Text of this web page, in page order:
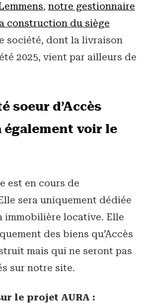
, notre gestionnaire
construction du siège
société, dont la livraison
2025, vient par ailleurs de
soeur d’Accès
également voir le
est en cours de
sera uniquement dédiée
immobilière locative. Elle
des biens qu’Accès
mais qui ne seront pas
sur notre site.
le projet AURA :